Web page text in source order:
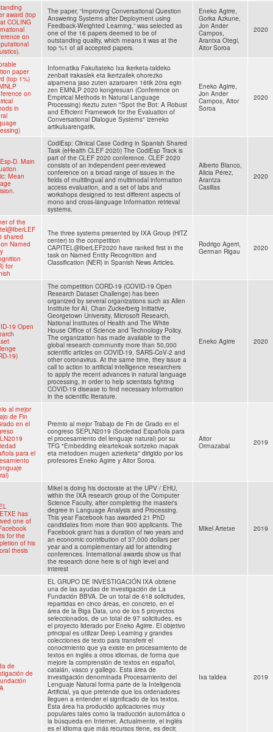
award (top
COLING
on
The paper, “Improving Conversational Question
Answering Systems after Deployment using
Feedback-Weighted Learning,” was selected as
one of the 16 papers deemed to be of
outstanding quality, which means it was at the
top %1 of all accepted papers.
Eneko Agirre,
Gorka Azkune,
Jon Ander
Campos,
Arantxa Otegi,
Aitor Soroa
2020
paper
(top 1%)
on
in
Informatika Fakultateko Ixa ikerketa-taldeko
zenbait irakaslek eta ikertzailek ohorezko
aipamena jaso zuten azaroaren 16tik 20ra egin
zen EMNLP 2020 kongresuan (Conference on
Empirical Methods in Natural Language
Processing) rkeztu zuten "Spot the Bot: A Robust
and Efficient Framework for the Evaluation of
Conversational Dialogue Systems" izeneko
artikuluarengatik.
Eneko Agirre,
Jon Ander
Campos, Aitor
Soroa
2020
D. Main
Mean
CodiEsp: Clinical Case Coding in Spanish Shared
Task (eHealth CLEF 2020) The CodiEsp Track is
part of the CLEF 2020 conference. CLEF 2020
consists of an independent peer-reviewed
conference on a broad range of issues in the
fields of multilingual and multimodal information
access evaluation, and a set of labs and
workshops designed to test different aspects of
mono and cross-language Information retrieval
systems.
Alberto Blanco,
Alicia Pérez,
Arantza
Casillas
2020
of the
shared
Named
for
The three systems presented by IXA Group (HiTZ
center) to the competition
CAPITEL@IberLEF2020 have ranked first in the
task on Named Entity Recognition and
Classification (NER) in Spanish News Articles.
Rodrigo Agerri,
German Rigau
2020
19 Open
19)
The competition CORD-19 (COVID-19 Open
Research Dataset Challenge) has been
organized by several organizations such as Allen
Institute for AI, Chan Zuckerberg Initiative,
Georgetown University, Microsoft Research,
National Institutes of Health and The White
House Office of Science and Technology Policy.
The organization has made available to the
global research community more than 50,000
scientific articles on COVID-19, SARS-CoV-2 and
other coronavirus. At the same time, they issue a
call to action to artificial intelligence researchers
to apply the recent advances in natural language
processing, in order to help scientists fighting
COVID-19 disease to find necessary information
in the scientific literature.
Eneko Agirre 2020
al mejor
de Fin
en el
para el
Premio al mejor Trabajo de Fin de Grado en el
congreso SEPLN2019 (Sociedad Española para
el procesamiento del lenguaje natural) por su
TFG "Embedding eleartekoak sortzeko mapak
eta metodoen mugen azterketa" dirigido por los
profesores Eneko Agirre y Aitor Soroa.
Aitor
Ormazabal
2019
has
one of
for the
of his
thesis
Mikel is doing his doctorate at the UPV / EHU,
within the IXA research group of the Computer
Science Faculty, after completing the master's
degree in Language Analysis and Processing.
This year Facebook has awarded 21 PhD
candidates from more than 900 applicants. The
Facebook grant has a duration of two years and
an economic contribution of 37,000 dollars per
year and a complementary aid for attending
conferences. International awards show us that
the research done here is of high level and
interest
Mikel Artetxe 2019
de
de
EL GRUPO DE INVESTIGACIÓN IXA obtiene
una de las ayudas de investigación de La
Fundación BBVA. De un total de 618 solicitudes,
repartidas en cinco áreas, en concreto, en el
área de la Biga Data, uno de los 5 proyectos
seleccionados, de un total de 97 solicitudes, es
el proyecto liderado por Eneko Agirre. El objetivo
principal es utilizar Deep Learning y grandes
colecciones de texto para transferir el
conocimiento que ya existe en procesamiento de
textos en inglés a otros idiomas, de forma que
mejore la comprensión de textos en español,
catalán, vasco y gallego. Esta área de
investigación denominada Procesamiento del
Lenguaje Natural forma parte de la Inteligencia
Artificial, ya que pretende que los ordenadores
lleguen a entender el significado de los textos.
Esta área ha producido aplicaciones muy
populares tales como la traducción automática o
la búsqueda en Internet. Actualmente, el inglés
es el idioma que más recursos tiene, es decir,
Ixa taldea 2019